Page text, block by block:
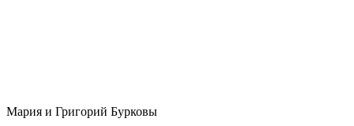
Мария и Григорий Бурковы